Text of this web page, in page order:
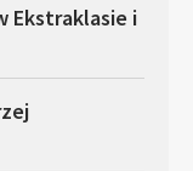
Ekstraklasie i